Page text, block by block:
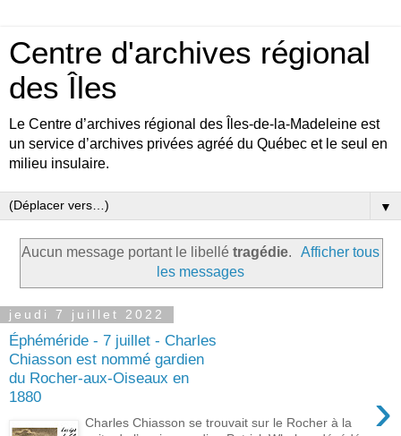
Centre d'archives régional
des Îles
Le Centre d’archives régional des Îles-de-la-Madeleine est
un service d’archives privées agréé du Québec et le seul en
milieu insulaire.
▼
Aucun message portant le libellé tragédie.
Afficher tous
les messages
jeudi 7 juillet 2022
Éphéméride - 7 juillet - Charles
Chiasson est nommé gardien
du Rocher-aux-Oiseaux en
1880
›
Charles Chiasson se trouvait sur le Rocher à la